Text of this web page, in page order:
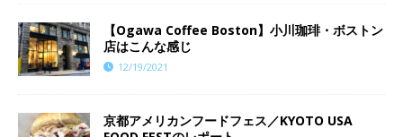
【Ogawa Coffee Boston】小川珈琲・ボストン
店はこんな感じ
12/19/2021
京都アメリカンフードフェス／KYOTO USA